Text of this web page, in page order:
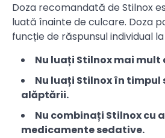
Doza recomandată de Stilnox
luată înainte de culcare. Doza
funcție de răspunsul individual
Nu luați Stilnox mai mult
Nu luați Stilnox în timpul
alăptării.
Nu combinați Stilnox cu
medicamente sedative.